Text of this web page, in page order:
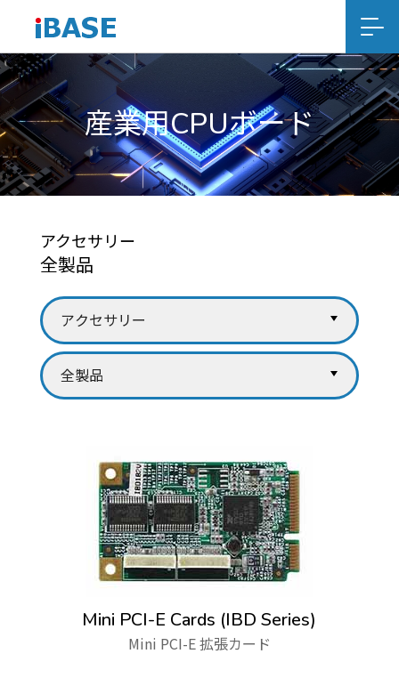
産業用CPUボード
アクセサリー
全製品
Mini PCI-E Cards (IBD Series)
Mini PCI-E 拡張カード